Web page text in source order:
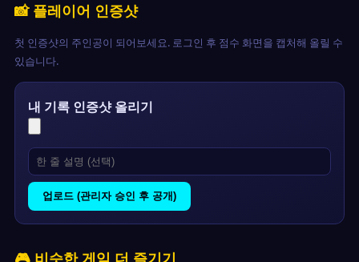
📸 플레이어 인증샷
첫 인증샷의 주인공이 되어보세요. 로그인 후 점수 화면을 캡처해 올릴 수
있습니다.
내 기록 인증샷 올리기
업로드 (관리자 승인 후 공개)
🎮 비슷한 게임 더 즐기기